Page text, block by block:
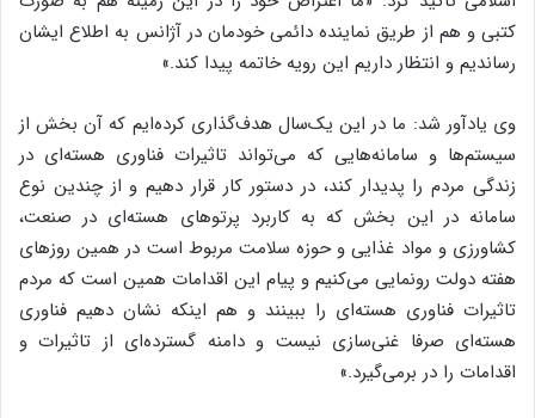
کتبی و هم از طریق نماینده دائمی خودمان در آژانس به اطلاع ایشان
رساندیم و انتظار داریم این رویه خاتمه پیدا کند.»
وی یادآور شد: ما در این یک‌سال هدف‌گذاری کرده‌ایم که آن بخش از
سیستم‌ها و سامانه‌هایی که می‌تواند تاثیرات فناوری هسته‌ای در
زندگی مردم را پدیدار کند، در دستور کار قرار دهیم و از چندین نوع
سامانه در این بخش که به کاربرد پرتوهای هسته‌ای در صنعت،
کشاورزی و مواد غذایی و حوزه سلامت مربوط است در همین روزهای
هفته دولت رونمایی می‌کنیم و پیام این اقدامات همین است که مردم
تاثیرات فناوری هسته‌ای را ببینند و هم اینکه نشان دهیم فناوری
هسته‌ای صرفا غنی‌سازی نیست و دامنه گسترده‌ای از تاثیرات و
اقدامات را در برمی‌گیرد.»